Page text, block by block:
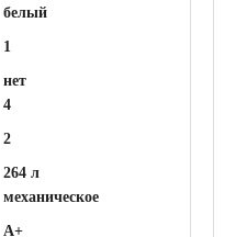
белый
1
нет
4
2
264 л
механическое
A+